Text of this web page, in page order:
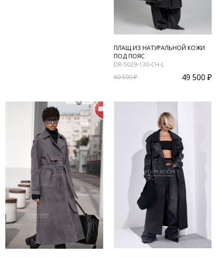
ПЛАЩ ИЗ НАТУРАЛЬНОЙ КОЖИ
ПОД ПОЯС
DR-5029-130-CH-L
60 500 ₽
49 500 ₽